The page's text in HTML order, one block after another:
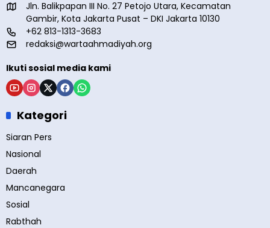
Jln. Balikpapan III No. 27 Petojo Utara, Kecamatan
Gambir, Kota Jakarta Pusat – DKI Jakarta 10130
+62 813-1313-3683
redaksi@wartaahmadiyah.org
Ikuti sosial media kami
Kategori
Siaran Pers
Nasional
Daerah
Mancanegara
Sosial
Rabthah